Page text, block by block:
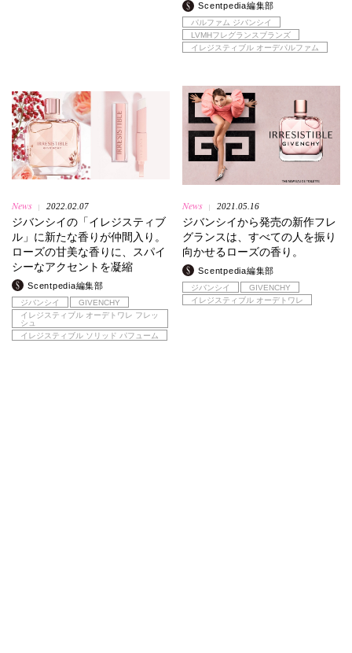
Scentpedia編集部
パルファム ジバンシイ
LVMHフレグランスブランズ
イレジスティブル オーデパルファム
News 2022.02.07
ジバンシイの「イレジスティブ
ル」に新たな香りが仲間入り。
ローズの甘美な香りに、スパイ
シーなアクセントを凝縮
Scentpedia編集部
ジバンシイ
GIVENCHY
イレジスティブル オーデトワレ フレッ
シュ
イレジスティブル ソリッド パフューム
News 2021.05.16
ジバンシイから発売の新作フレ
グランスは、すべての人を振り
向かせるローズの香り。
Scentpedia編集部
ジバンシイ
GIVENCHY
イレジスティブル オーデトワレ